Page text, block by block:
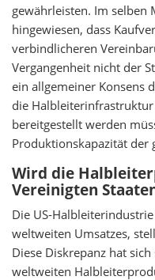
gewährleisten. Im selben
hingewiesen, dass
verbindlicheren
Vergangenheit nicht der
ein allgemeiner Konsens
die
bereitgestellt werden
Produktionskapazität der
Wird die
Vereinigten
Die US-
weltweiten Umsatzes,
Diese Diskrepanz hat
weltweiten